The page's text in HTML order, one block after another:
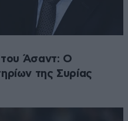
του Άσαντ: Ο
της Συρίας